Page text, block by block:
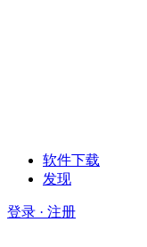
软件下载
发现
登录 · 注册